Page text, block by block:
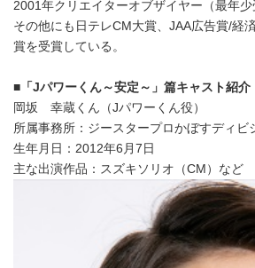
2001年クリエイターオブザイヤー（最年少
その他にも日テレCM大賞、JAA広告賞/経
賞を受賞している。
■ 「 Jパワーくん～安定～」篇キャスト紹介
岡坂 幸蔵くん（Jパワーくん役）
所属事務所：ジースタープロかぼすディビ
生年月日：2012年6月7日
主な出演作品：スズキソリオ（CM）など